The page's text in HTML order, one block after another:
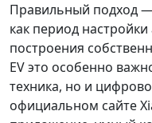
Правильный подход
как период
построения
EV это особенно
техника, но и
официальном сайте